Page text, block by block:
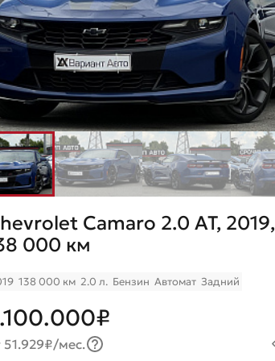
Camaro 2.0 AT, 2019,
000 км
138 000 км 2.0 л. Бензин Автомат Задний
51.929₽/мес.